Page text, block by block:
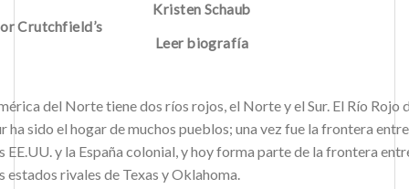
Crutchfield’s
Kristen Schaub
Leer biografía
del Norte tiene dos ríos rojos, el Norte y el Sur. El Río Rojo
ha sido el hogar de muchos pueblos; una vez fue la frontera entre
EE.UU. y la España colonial, y hoy forma parte de la frontera
estados rivales de Texas y Oklahoma.